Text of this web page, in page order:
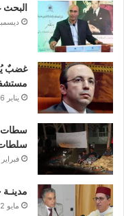
البحث
ديسمبر 15,
غضبٌ
يناير 16, 2019
سلطات
فبراير 10, 2019
مايو 12, 2019